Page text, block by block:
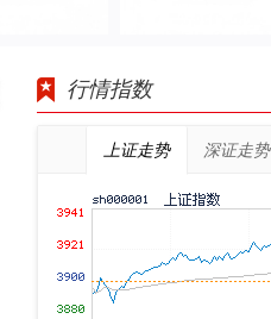
行情指数
上证走势 深证走势